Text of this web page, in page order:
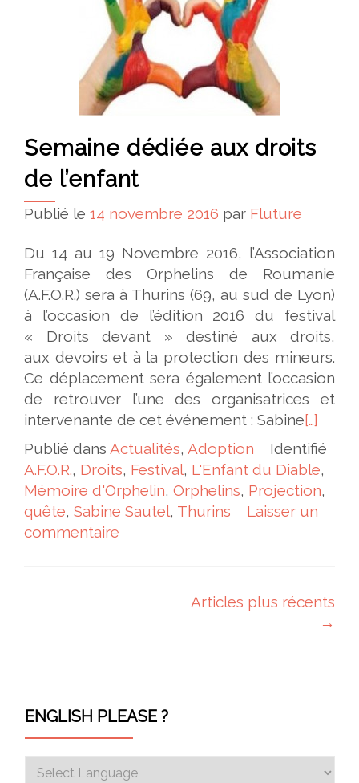
Semaine dédiée aux droits
de l’enfant
Publié le 14 novembre 2016 par Fluture
Du 14 au 19 Novembre 2016, l’Association
Française des Orphelins de Roumanie
(A.F.O.R.) sera à Thurins (69, au sud de Lyon)
à l’occasion de l’édition 2016 du festival
« Droits devant » destiné aux droits,
aux devoirs et à la protection des mineurs.
Ce déplacement sera également l’occasion
de retrouver l’une des organisatrices et
intervenante de cet événement : Sabine[…]
Publié dans Actualités, Adoption
Identifié
A.F.O.R., Droits, Festival, L'Enfant du Diable,
Mémoire d'Orphelin, Orphelins, Projection,
quête, Sabine Sautel, Thurins
Laisser un
commentaire
Navigation des articlesArticles plus récents
→
ENGLISH PLEASE ?